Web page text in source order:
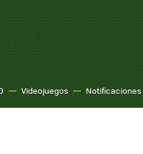
Videojuegos Notificaciones